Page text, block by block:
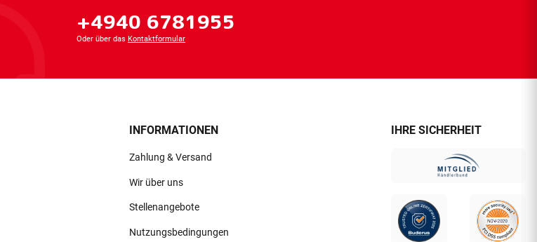
+4940 6781955
Oder über das Kontaktformular
INFORMATIONEN
Zahlung & Versand
Wir über uns
Stellenangebote
Nutzungsbedingungen
IHRE SICHERHEIT